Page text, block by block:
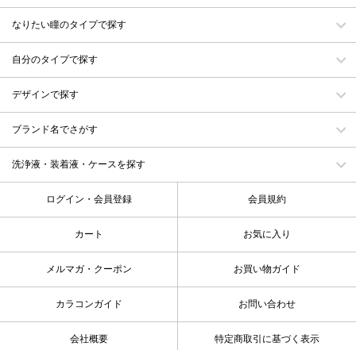
なりたい瞳のタイプで探す
自分のタイプで探す
デザインで探す
ブランド名でさがす
洗浄液・装着液・ケースを探す
ログイン・会員登録 会員規約
カート お気に入り
メルマガ・クーポン お買い物ガイド
カラコンガイド お問い合わせ
会社概要 特定商取引に基づく表示